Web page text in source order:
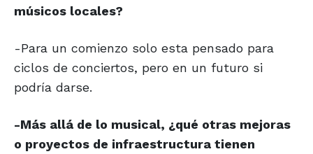
músicos locales?
-Para un comienzo solo esta pensado para
ciclos de conciertos, pero en un futuro si
podría darse.
-Más allá de lo musical, ¿qué otras mejoras
o proyectos de infraestructura tienen